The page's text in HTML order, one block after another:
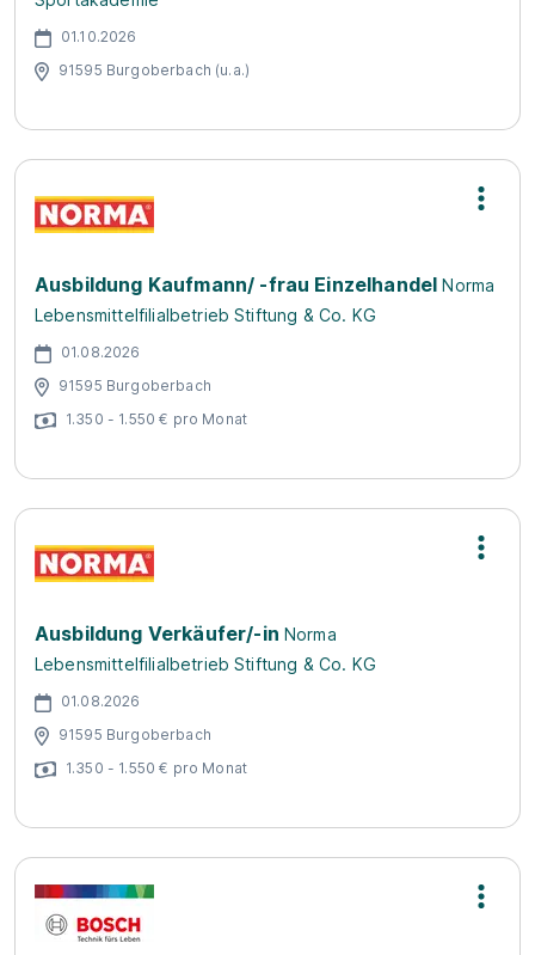
01.10.2026
91595 Burgoberbach (u.a.)
Ausbildung Kaufmann/ -frau Einzelhandel Norma
Lebensmittelfilialbetrieb Stiftung & Co. KG
01.08.2026
91595 Burgoberbach
1.350 - 1.550 € pro Monat
Ausbildung Verkäufer/-in Norma
Lebensmittelfilialbetrieb Stiftung & Co. KG
01.08.2026
91595 Burgoberbach
1.350 - 1.550 € pro Monat